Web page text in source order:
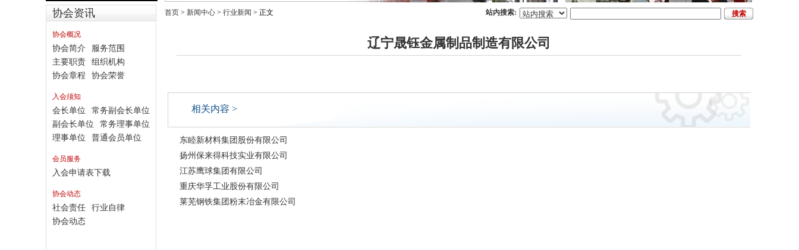
协会资讯
协会概况
协会简介
服务范围
主要职责
组织机构
协会章程
协会荣誉
入会须知
会长单位
常务副会长单位
副会长单位
常务理事单位
理事单位
普通会员单位
会员服务
入会申请表下载
协会动态
社会责任
行业自律
协会动态
首页 > 新闻中心 > 行业新闻 > 正文 站内搜索:
辽宁晟钰金属制品制造有限公司
相关内容 >
东睦新材料集团股份有限公司
扬州保来得科技实业有限公司
江苏鹰球集团有限公司
重庆华孚工业股份有限公司
莱芜钢铁集团粉末冶金有限公司